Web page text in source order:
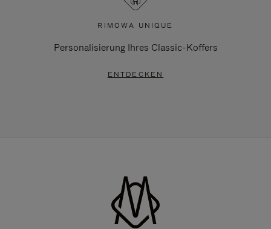
RIMOWA UNIQUE
Personalisierung Ihres Classic-Koffers
ENTDECKEN